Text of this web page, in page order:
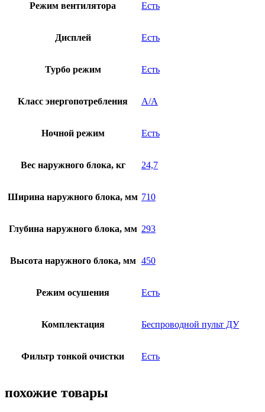
Режим вентилятора Есть
Дисплей Есть
Турбо режим Есть
Класс энергопотребления A/A
Ночной режим Есть
Вес наружного блока, кг 24,7
Ширина наружного блока, мм 710
Глубина наружного блока, мм 293
Высота наружного блока, мм 450
Режим осушения Есть
Комплектация Беспроводной пульт ДУ
Фильтр тонкой очистки Есть
похожие товары